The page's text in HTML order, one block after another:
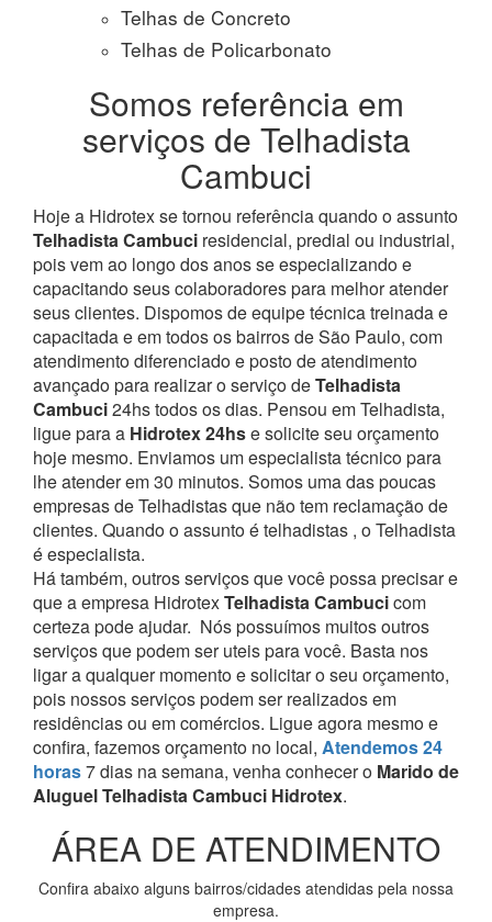
Telhas de Concreto
Telhas de Policarbonato
Somos referência em
serviços de Telhadista
Cambuci
Hoje a Hidrotex se tornou referência quando o assunto
Telhadista Cambuci residencial, predial ou industrial,
pois vem ao longo dos anos se especializando e
capacitando seus colaboradores para melhor atender
seus clientes. Dispomos de equipe técnica treinada e
capacitada e em todos os bairros de São Paulo, com
atendimento diferenciado e posto de atendimento
avançado para realizar o serviço deTelhadista
Cambuci24hs todos os dias. Pensou em Telhadista,
ligue para a Hidrotex 24hse solicite seu orçamento
hoje mesmo. Enviamos um especialista técnico para
lhe atender em 30 minutos. Somos uma das poucas
empresas de Telhadistas que não tem reclamação de
clientes. Quando o assunto é telhadistas , o Telhadista
é especialista.
Há também, outros serviços que você possa precisar e
que a empresa HidrotexTelhadista Cambucicom
certeza pode ajudar. Nós possuímos muitos outros
serviços que podem ser uteis para você. Basta nos
ligar a qualquer momento e solicitar o seu orçamento,
pois nossos serviços podem ser realizados em
residências ou em comércios. Ligue agora mesmo e
confira, fazemos orçamento no local, Atendemos 24
horas7 dias na semana, venha conhecer o Marido de
Aluguel Telhadista Cambuci Hidrotex.
ÁREA DE ATENDIMENTO
Confira abaixo alguns bairros/cidades atendidas pela nossa
empresa.